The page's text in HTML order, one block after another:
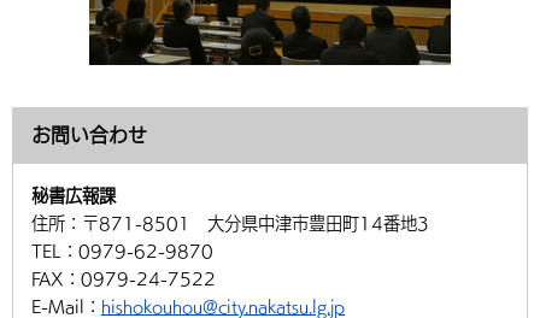
お問い合わせ
秘書広報課
住所： 〒871-8501 大分県中津市豊田町14番地3
TEL： 0979-62-9870
FAX： 0979-24-7522
E-Mail： hishokouhou@city.nakatsu.lg.jp